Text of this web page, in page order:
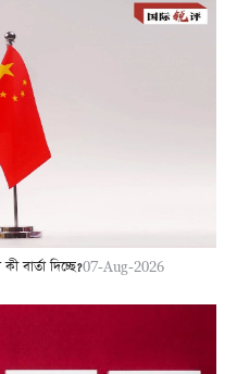
বার্তা দিচ্ছে?07-Aug-2026